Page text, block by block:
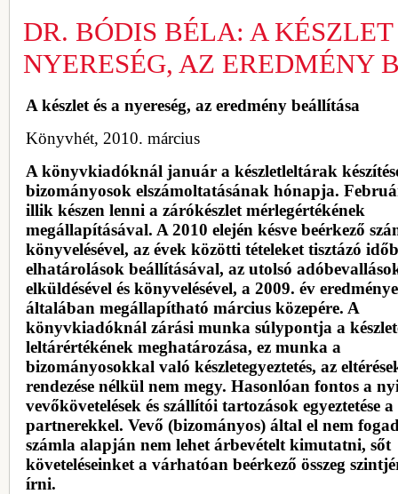
DR. BÓDIS BÉLA: A KÉSZLET
NYERESÉG, AZ EREDMÉNY
A készlet és a nyereség, az eredmény beállítása
Könyvhét, 2010. március
A könyvkiadóknál január a készletleltárak
bizományosok elszámoltatásának hónapja.
illik készen lenni a zárókészlet mérlegértékének
megállapításával. A 2010 elején késve beérkező
könyvelésével, az évek közötti tételeket tisztázó
elhatárolások beállításával, az utolsó
elküldésével és könyvelésével, a 2009. év eredménye
általában megállapítható március közepére. A
könyvkiadóknál zárási munka súlypontja a
leltárértékének meghatározása, ez munka a
bizományosokkal való készletegyeztetés, az
rendezése nélkül nem megy. Hasonlóan fontos a
vevőkövetelések és szállítói tartozások egyeztetése a
partnerekkel. Vevő (bizományos) által el nem
számla alapján nem lehet árbevételt kimutatni, sőt
követeléseinket a várhatóan beérkező összeg
írni.